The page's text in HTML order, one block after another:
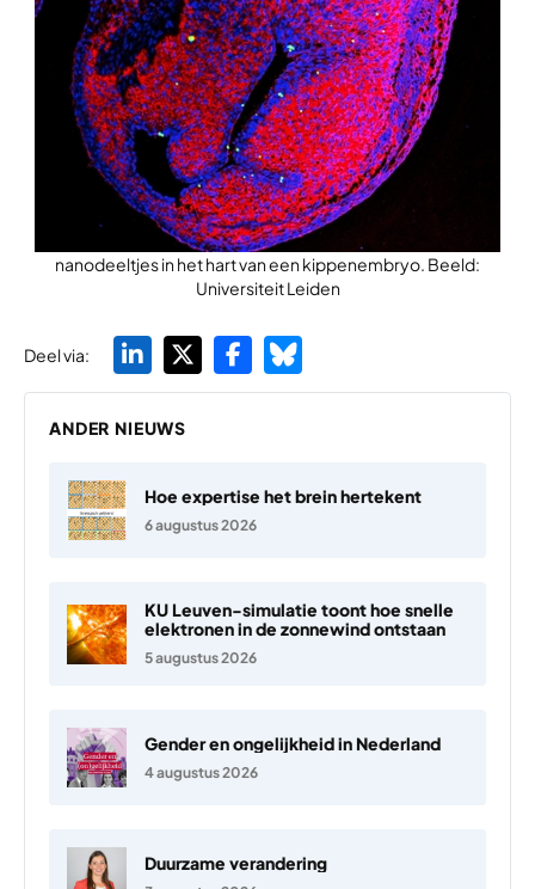
nanodeeltjes in het hart van een kippenembryo. Beeld:
Universiteit Leiden
Deel via:
ANDER NIEUWS
Hoe expertise het brein hertekent
6 augustus 2026
KU Leuven-simulatie toont hoe snelle
elektronen in de zonnewind ontstaan
5 augustus 2026
Gender en ongelijkheid in Nederland
4 augustus 2026
Duurzame verandering